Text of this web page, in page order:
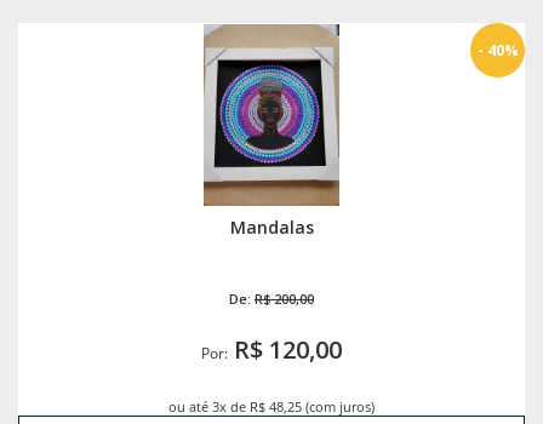
Mandalas
De: R$ 200,00
Por: R$ 120,00
- 40%
ou até 3x de R$ 48,25 (com juros)